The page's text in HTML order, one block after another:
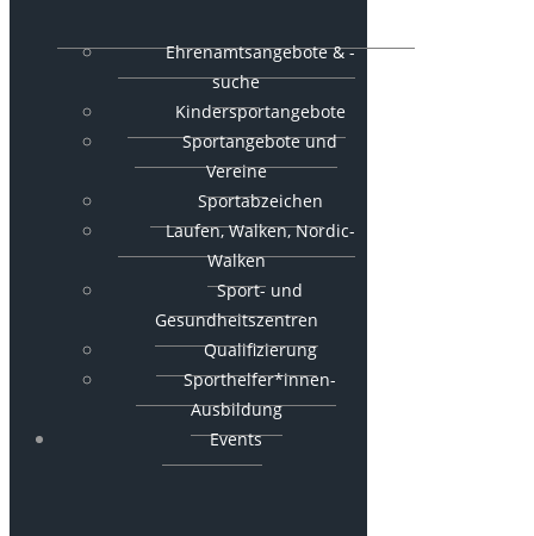
Ehrenamtsangebote & -
suche
Kindersportangebote
Sportangebote und
Vereine
Sportabzeichen
Laufen, Walken, Nordic-
Walken
Sport- und
Gesundheitszentren
Qualifizierung
Sporthelfer*innen-
Ausbildung
Events